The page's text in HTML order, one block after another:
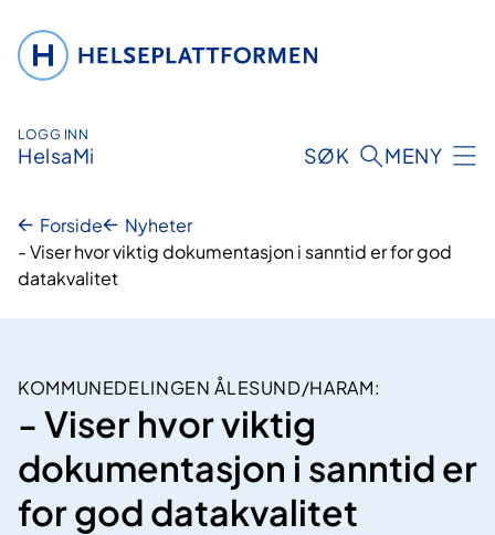
innhold
LOGG INN
HelsaMi SØK MENY
Forside
Nyheter
- Viser hvor viktig dokumentasjon i sanntid er for god
datakvalitet
KOMMUNEDELINGEN ÅLESUND/HARAM:
- Viser hvor viktig
dokumentasjon i sanntid er
for god datakvalitet